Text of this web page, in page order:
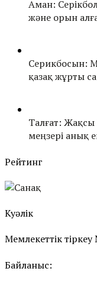
Аман:
және орын
Серикбосын:
қазақ жұрты
Талғат:
меңзері анық
Рейтинг
Куәлік
Мемлекеттік
Байланыс: